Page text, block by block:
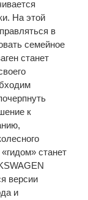
На этой
в
семейное
станет
к
станет
версии
и